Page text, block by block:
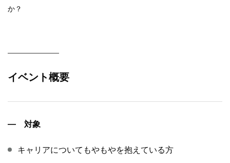
か？
イベント概要
対象
キャリアについてもやもやを抱えている方